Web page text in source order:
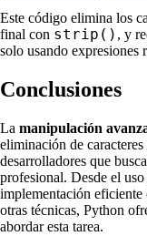
Este código elimina los
final con strip() , y
solo usando expresiones
Conclusiones
La manipulación
eliminación de
desarrolladores que
profesional. Desde el
implementación eficiente
otras técnicas, Python
abordar esta tarea.